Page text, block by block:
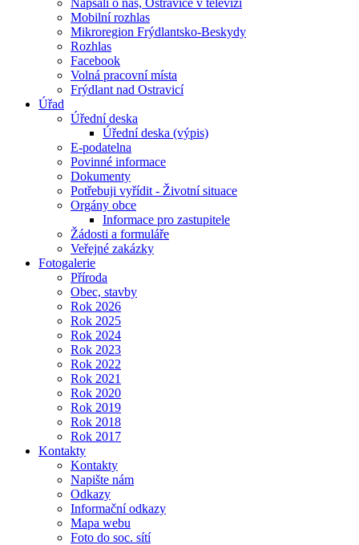
Napsali o nás, Ostravice v televizi
Mobilní rozhlas
Mikroregion Frýdlantsko-Beskydy
Rozhlas
Facebook
Volná pracovní místa
Frýdlant nad Ostravicí
Úřad
Úřední deska
Úřední deska (výpis)
E-podatelna
Povinné informace
Dokumenty
Potřebuji vyřídit - Životní situace
Orgány obce
Informace pro zastupitele
Žádosti a formuláře
Veřejné zakázky
Fotogalerie
Příroda
Obec, stavby
Rok 2026
Rok 2025
Rok 2024
Rok 2023
Rok 2022
Rok 2021
Rok 2020
Rok 2019
Rok 2018
Rok 2017
Kontakty
Kontakty
Napište nám
Odkazy
Informační odkazy
Mapa webu
Foto do soc. sítí